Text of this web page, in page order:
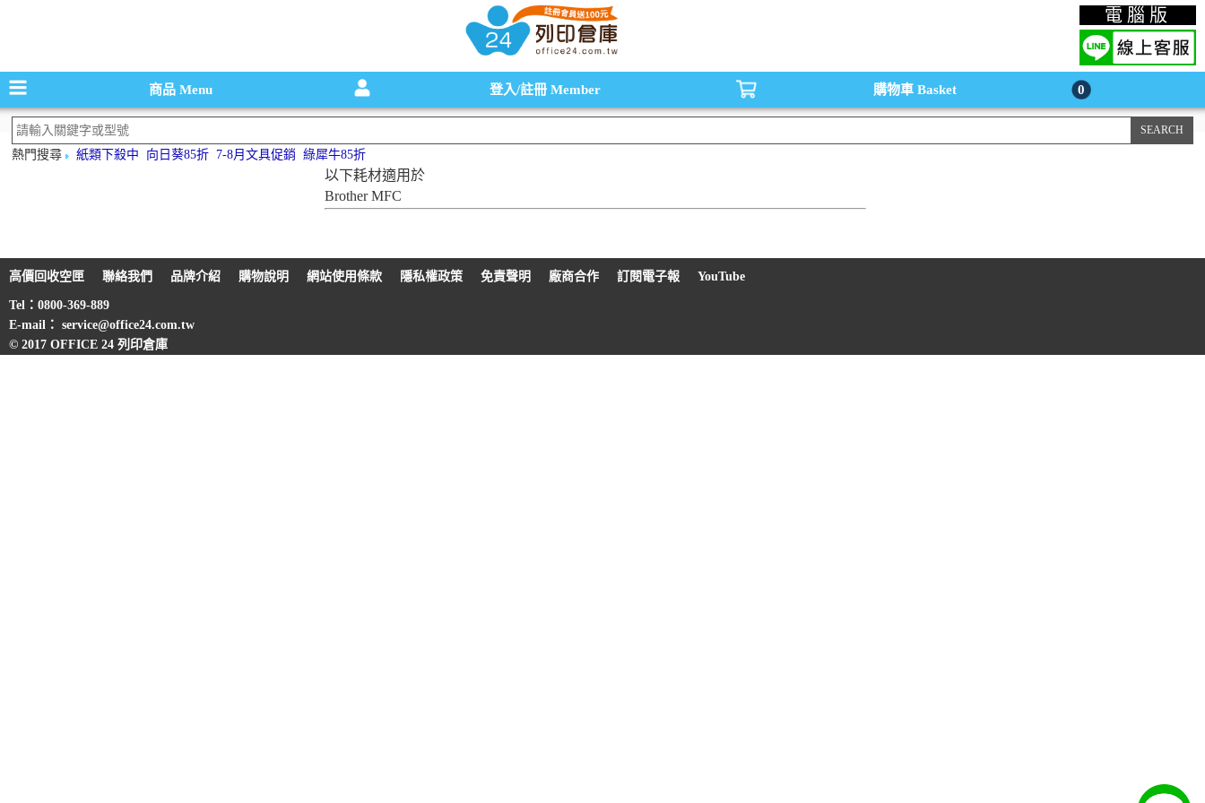
碳粉匣，墨水匣,原廠碳粉匣，副廠碳粉匣，環保碳粉匣,連續供墨印表機-office24列印倉庫線上購物手機版 電腦版
商品Menu 登入/註冊 Member 購物車 Basket 0
熱門搜尋 紙類下殺中 向日葵85折 7-8月文具促銷 綠犀牛85折
以下耗材適用於
Brother MFC
高價回收空匣 聯絡我們 品牌介紹 購物說明 網站使用條款 隱私權政策 免責聲明 廠商合作 訂閱電子報 YouTube
Tel：0800-369-889
E-mail： service@office24.com.tw
© 2017 OFFICE 24 列印倉庫